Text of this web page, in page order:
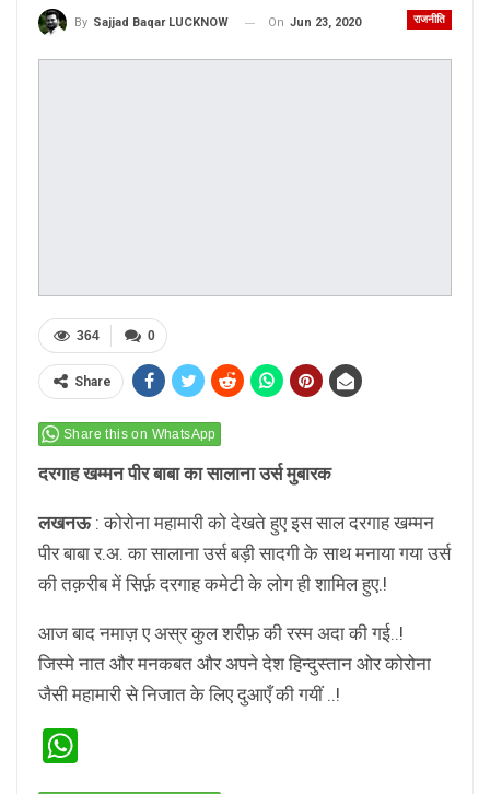
राजनीति
By Sajjad Baqar LUCKNOW On Jun 23, 2020
0
364
Share
Share this on WhatsApp
दरगाह खम्मन पीर बाबा का सालाना उर्स मुबारक
लखनऊ: कोरोना महामारी को देखते हुए इस साल दरगाह खम्मन
पीर बाबा र.अ. का सालाना उर्स बड़ी सादगी के साथ मनाया गया उर्स
की तक़रीब में सिर्फ़ दरगाह कमेटी के लोग ही शामिल हुए.!
आज बाद नमाज़ ए अस्र कुल शरीफ़ की रस्म अदा की गई..!
जिस्मे नात और मनकबत और अपने देश हिन्दुस्तान ओर कोरोना
जैसी महामारी से निजात के लिए दुआएँ की गयीं ..!